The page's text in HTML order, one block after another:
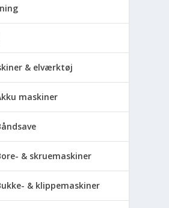
& elværktøj
maskiner
& skruemaskiner
& klippemaskiner